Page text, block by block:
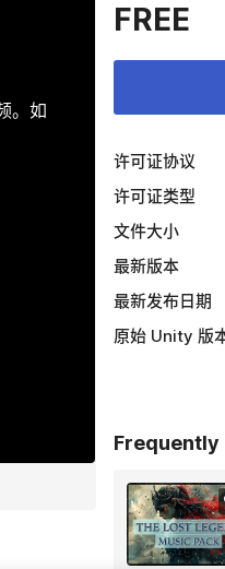
。如
FREE
许可证协议
许可证类型
文件大小
最新版本
最新发布日期
原始 Unity 版